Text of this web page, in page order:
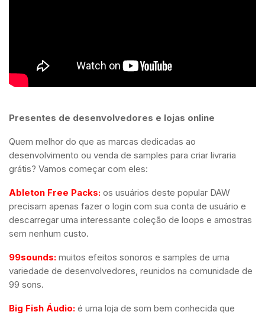
Presentes de desenvolvedores e lojas online
Quem melhor do que as marcas dedicadas ao
desenvolvimento ou venda de samples para criar livraria
grátis? Vamos começar com eles:
Ableton Free Packs: os usuários deste popular DAW
precisam apenas fazer o login com sua conta de usuário e
descarregar uma interessante coleção de loops e amostras
sem nenhum custo.
99sounds: muitos efeitos sonoros e samples de uma
variedade de desenvolvedores, reunidos na comunidade de
99 sons.
Big Fish Áudio: é uma loja de som bem conhecida que